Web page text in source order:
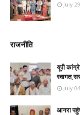
July
राजनीति
यूपी
July
आगरा